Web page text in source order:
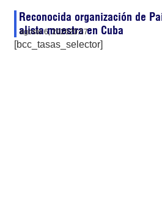
Reconocida organización de
alista muestra en Cuba
agosto 6, 202620:57
[bcc_tasas_selector]